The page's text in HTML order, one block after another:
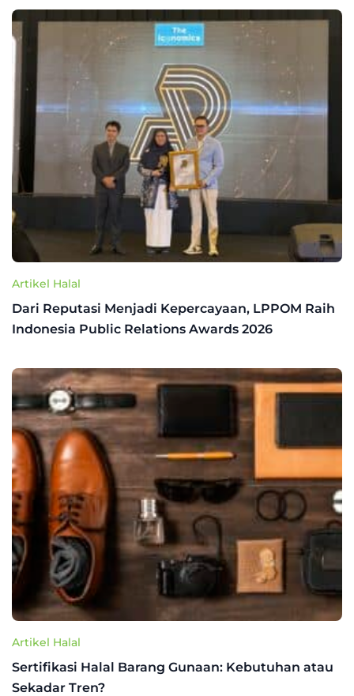
Artikel Halal
Dari Reputasi Menjadi Kepercayaan, LPPOM Raih
Indonesia Public Relations Awards 2026
Artikel Halal
Sertifikasi Halal Barang Gunaan: Kebutuhan atau
Sekadar Tren?